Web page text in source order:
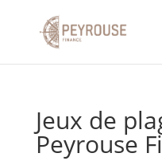
Jeux de
Peyrouse